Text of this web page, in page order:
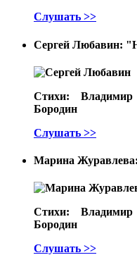
Слушать >>
Сергей Любавин:
Стихи:
Бородин
Слушать >>
Марина
Стихи:
Бородин
Слушать >>